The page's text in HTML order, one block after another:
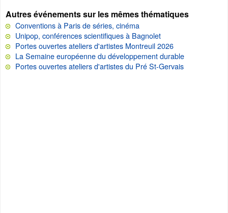
Autres événements sur les mêmes thématiques
Conventions à Paris de séries, cinéma
Unipop, conférences scientifiques à Bagnolet
Portes ouvertes ateliers d'artistes Montreuil 2026
La Semaine européenne du développement durable
Portes ouvertes ateliers d'artistes du Pré St-Gervais